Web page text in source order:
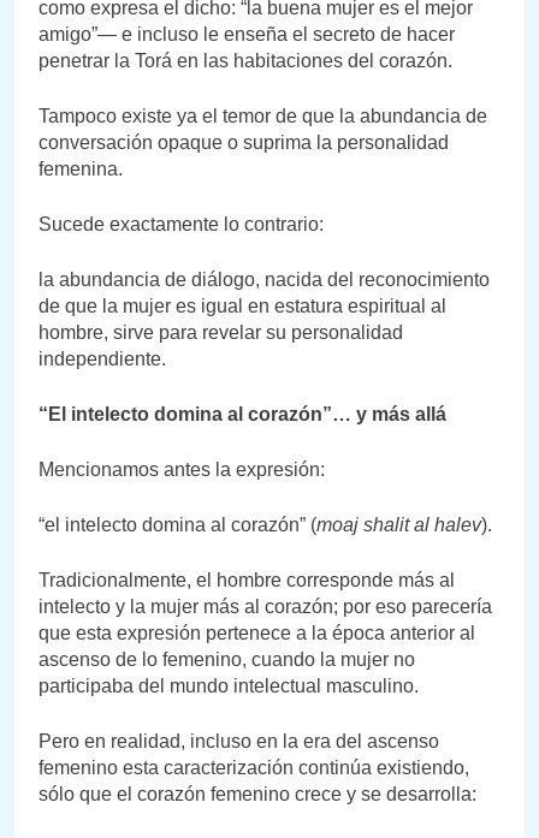
como expresa el dicho: “la buena mujer es el mejor
amigo”— e incluso le enseña el secreto de hacer
penetrar la Torá en las habitaciones del corazón.
Tampoco existe ya el temor de que la abundancia de
conversación opaque o suprima la personalidad
femenina.
Sucede exactamente lo contrario:
la abundancia de diálogo, nacida del reconocimiento
de que la mujer es igual en estatura espiritual al
hombre, sirve para revelar su personalidad
independiente.
“El intelecto domina al corazón”… y más allá
Mencionamos antes la expresión:
“el intelecto domina al corazón” (moaj shalit al halev).
Tradicionalmente, el hombre corresponde más al
intelecto y la mujer más al corazón; por eso parecería
que esta expresión pertenece a la época anterior al
ascenso de lo femenino, cuando la mujer no
participaba del mundo intelectual masculino.
Pero en realidad, incluso en la era del ascenso
femenino esta caracterización continúa existiendo,
sólo que el corazón femenino crece y se desarrolla: